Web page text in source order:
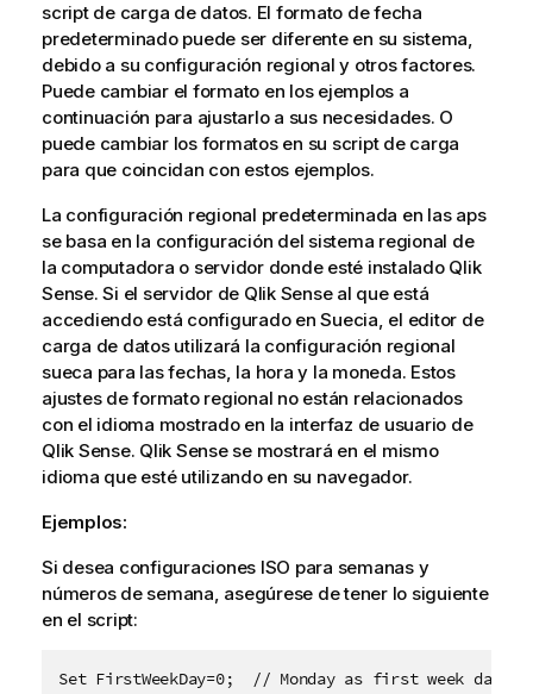
script de carga de datos. El formato de fecha
predeterminado puede ser diferente en su sistema,
debido a su configuración regional y otros factores.
Puede cambiar el formato en los ejemplos a
continuación para ajustarlo a sus necesidades. O
puede cambiar los formatos en su script de carga
para que coincidan con estos ejemplos.
La configuración regional predeterminada en las aps
se basa en la configuración del sistema regional de
la computadora o servidor donde esté instalado Qlik
Sense. Si el servidor de Qlik Senseal que está
accediendo está configurado en Suecia, el editor de
carga de datos utilizará la configuración regional
sueca para las fechas, la hora y la moneda. Estos
ajustes de formato regional no están relacionados
con el idioma mostrado en la interfaz de usuario de
Qlik Sense. Qlik Sensese mostrará en el mismo
idioma que esté utilizando en su navegador.
Ejemplos:
Si desea configuraciones ISO para semanas y
números de semana, asegúrese de tener lo siguiente
en el script:
Set FirstWeekDay=0;  // Monday as first week day